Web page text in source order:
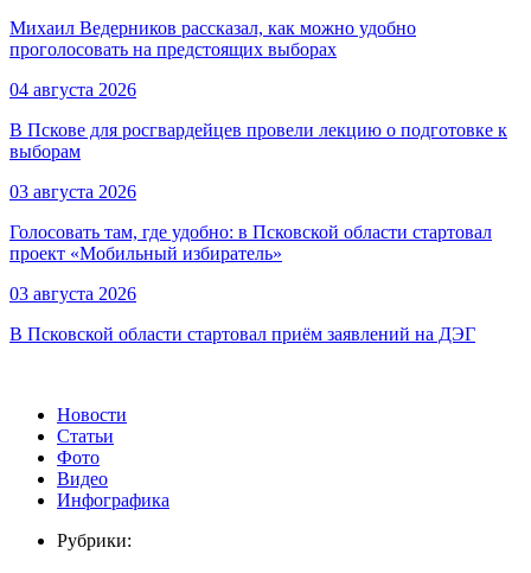
Михаил Ведерников рассказал, как можно удобно
проголосовать на предстоящих выборах
04 августа 2026
В Пскове для росгвардейцев провели лекцию о подготовке к
выборам
03 августа 2026
Голосовать там, где удобно: в Псковской области стартовал
проект «Мобильный избиратель»
03 августа 2026
В Псковской области стартовал приём заявлений на ДЭГ
Новости
Статьи
Фото
Видео
Инфографика
Рубрики: